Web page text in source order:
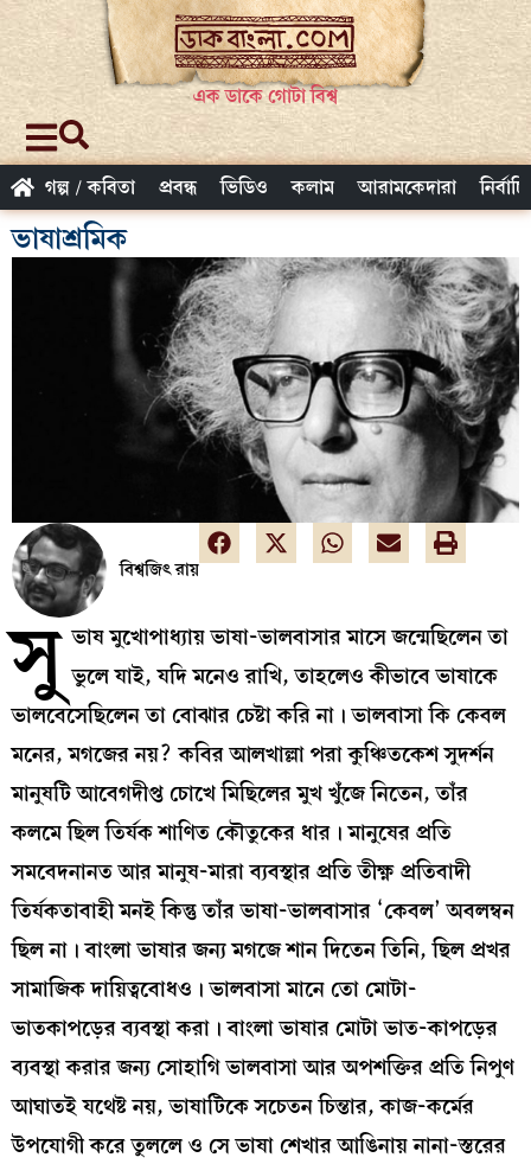
এক ডাকে গোটা বিশ্ব
গল্প / কবিতা প্রবন্ধ ভিডিও কলাম আরামকেদারা
ভাষাশ্রমিক
বিশ্বজিৎ রায়
সু ভাষ মুখোপাধ্যায় ভাষা-ভালবাসার মাসে জন্মেছিলেন তা
ভুলে যাই, যদি মনেও রাখি, তাহলেও কীভাবে ভাষাকে
ভালবেসেছিলেন তা বোঝার চেষ্টা করি না। ভালবাসা কি কেবল
মনের, মগজের নয়? কবির আলখাল্লা পরা কুঞ্চিতকেশ সুদর্শন
মানুষটি আবেগদীপ্ত চোখে মিছিলের মুখ খুঁজে নিতেন, তাঁর
কলমে ছিল তির্যক শাণিত কৌতুকের ধার। মানুষের প্রতি
সমবেদনানত আর মানুষ-মারা ব্যবস্থার প্রতি তীক্ষ্ণ প্রতিবাদী
তির্যকতাবাহী মনই কিন্তু তাঁর ভাষা-ভালবাসার ‘কেবল’ অবলম্বন
ছিল না। বাংলা ভাষার জন্য মগজে শান দিতেন তিনি, ছিল প্রখর
সামাজিক দায়িত্ববোধও। ভালবাসা মানে তো মোটা-
ভাতকাপড়ের ব্যবস্থা করা। বাংলা ভাষার মোটা ভাত-কাপড়ের
ব্যবস্থা করার জন্য সোহাগি ভালবাসা আর অপশক্তির প্রতি নিপুণ
আঘাতই যথেষ্ট নয়, ভাষাটিকে সচেতন চিন্তার, কাজ-কর্মের
উপযোগী করে তুললে ও সে ভাষা শেখার আঙিনায় নানা-স্তরের